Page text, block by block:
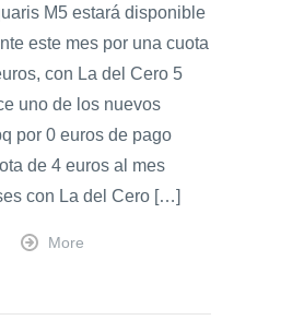
M5 estará disponible
este mes por una cuota
con La del Cero 5
uno de los nuevos
por 0 euros de pago
de 4 euros al mes
con La del Cero […]
More